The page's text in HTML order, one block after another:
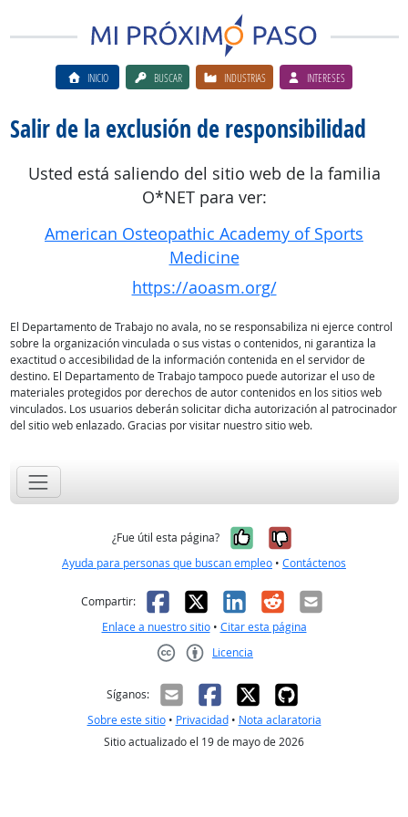
INICIO BUSCAR INDUSTRIAS INTERESES
Salir de la exclusión de responsibilidad
Usted está saliendo del sitio web de la familia
O*NET para ver:
American Osteopathic Academy of Sports
Medicine
https://aoasm.org/
El Departamento de Trabajo no avala, no se responsabiliza ni ejerce control
sobre la organización vinculada o sus vistas o contenidos, ni garantiza la
exactitud o accesibilidad de la información contenida en el servidor de
destino. El Departamento de Trabajo tampoco puede autorizar el uso de
materiales protegidos por derechos de autor contenidos en los sitios web
vinculados. Los usuarios deberán solicitar dicha autorización al patrocinador
del sitio web enlazado. Gracias por visitar nuestro sitio web.
¿Fue útil esta página? Sí, fue útil
No, no fue
Ayuda para personas que buscan empleo • Contáctenos
Compartir: Facebook
X LinkedIn
RedditCorreo
Enlace a nuestro sitio• Citar esta página
Licencia
Síganos:
Sobre este sitio• Privacidad• Nota aclaratoria
Sitio actualizado el 19 de mayo de 2026